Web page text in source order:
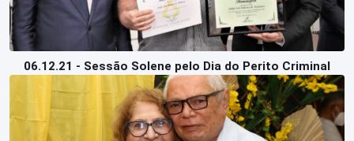
06.12.21 - Sessão Solene pelo Dia do Perito Criminal